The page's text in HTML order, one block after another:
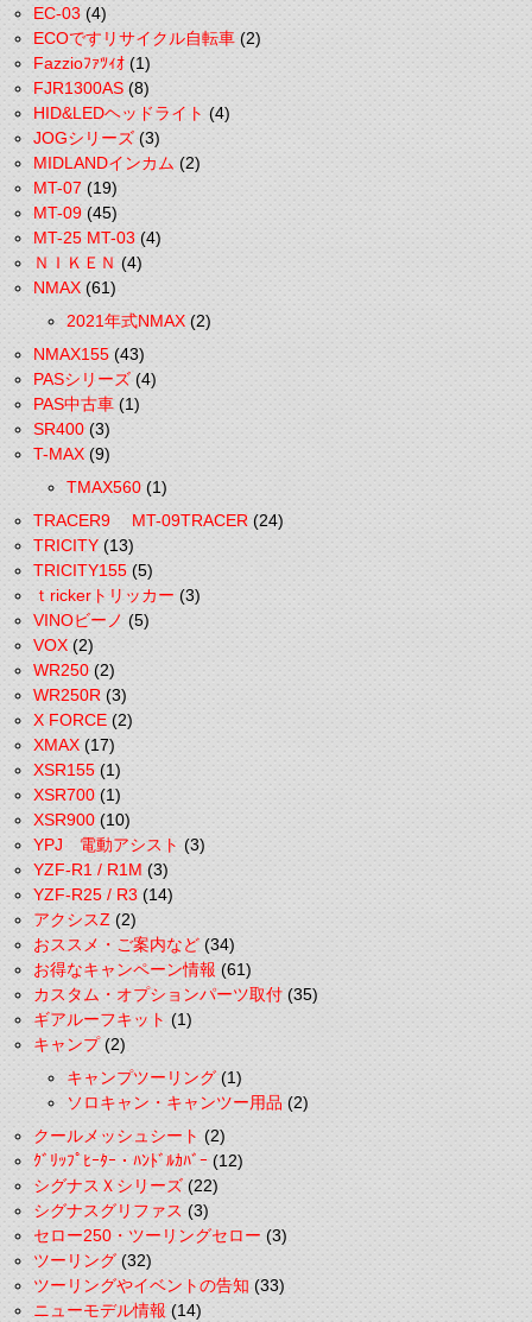
EC-03(4)
ECOですリサイクル自転車(2)
Fazzioﾌｧﾂｨｵ(1)
FJR1300AS(8)
HID&LEDヘッドライト(4)
JOGシリーズ(3)
MIDLANDインカム(2)
MT-07(19)
MT-09(45)
MT-25 MT-03(4)
ＮＩＫＥＮ(4)
NMAX(61)
2021年式NMAX(2)
NMAX155(43)
PASシリーズ(4)
PAS中古車(1)
SR400(3)
T-MAX(9)
TMAX560(1)
TRACER9 MT-09TRACER(24)
TRICITY(13)
TRICITY155(5)
ｔrickerトリッカー(3)
VINOビーノ(5)
VOX(2)
WR250(2)
WR250R(3)
X FORCE(2)
XMAX(17)
XSR155(1)
XSR700(1)
XSR900(10)
YPJ 電動アシスト(3)
YZF-R1 / R1M(3)
YZF-R25 / R3(14)
アクシスZ(2)
おススメ・ご案内など(34)
お得なキャンペーン情報(61)
カスタム・オプションパーツ取付(35)
ギアルーフキット(1)
キャンプ(2)
キャンプツーリング(1)
ソロキャン・キャンツー用品(2)
クールメッシュシート(2)
ｸﾞﾘｯﾌﾟﾋｰﾀｰ・ﾊﾝﾄﾞﾙｶﾊﾞｰ(12)
シグナスＸシリーズ(22)
シグナスグリファス(3)
セロー250・ツーリングセロー(3)
ツーリング(32)
ツーリングやイベントの告知(33)
ニューモデル情報(14)